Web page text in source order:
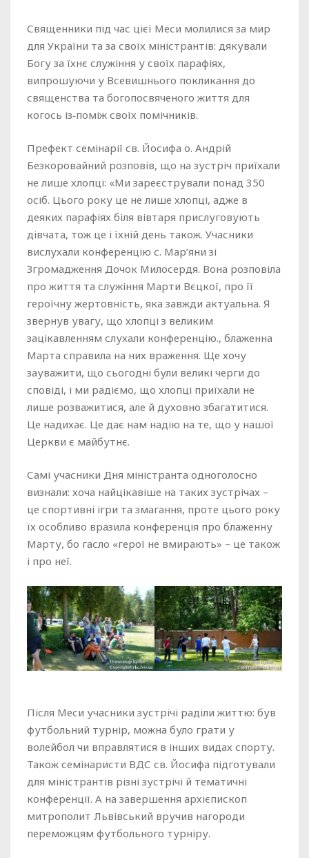
Священники під час цієї Меси молилися за мир
для України та за своїх міністрантів: дякували
Богу за їхнє служіння у своїх парафіях,
випрошуючи у Всевишнього покликання до
священства та богопосвяченого життя для
когось із‑поміж своїх помічників.
Префект семінарії св. Йосифа о. Андрій
Безкоровайний розповів, що на зустріч приїхали
не лише хлопці: «Ми зареєстрували понад 350
осіб. Цього року це не лише хлопці, адже в
деяких парафіях біля вівтаря прислуговують
дівчата, тож це і їхній день також. Учасники
вислухали конференцію с. Мар’яни зі
Згромадження Дочок Милосердя. Вона розповіла
про життя та служіння Марти Вєцкої, про її
героїчну жертовність, яка завжди актуальна. Я
звернув увагу, що хлопці з великим
зацікавленням слухали конференцію., блаженна
Марта справила на них враження. Ще хочу
зауважити, що сьогодні були великі черги до
сповіді, і ми радіємо, що хлопці приїхали не
лише розважитися, але й духовно збагатитися.
Це надихає. Це дає нам надію на те, що у нашої
Церкви є майбутнє.
Самі учасники Дня міністранта одноголосно
визнали: хоча найцікавіше на таких зустрічах –
це спортивні ігри та змагання, проте цього року
їх особливо вразила конференція про блаженну
Марту, бо гасло «герої не вмирають» – це також
і про неї.
Після Меси учасники зустрічі раділи життю: був
футбольний турнір, можна було грати у
волейбол чи вправлятися в інших видах спорту.
Також семінаристи ВДС св. Йосифа підготували
для міністрантів різні зустрічі й тематичні
конференції. А на завершення архієпископ
митрополит Львівський вручив нагороди
переможцям футбольного турніру.